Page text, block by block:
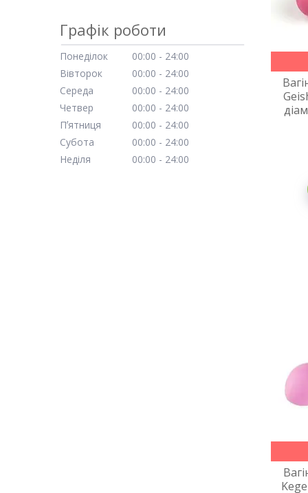
Графік роботи
Понеділок 00:00
24:00
Вівторок
00:00
24:00
Середа
00:00
24:00
Четвер
00:00
24:00
Пʼятниця
00:00
24:00
Субота
00:00
24:00
Неділя
00:00 24:00